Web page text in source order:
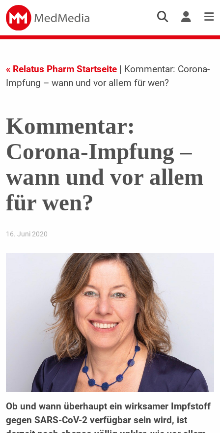
« Relatus Pharm Startseite| Kommentar: Corona-
Impfung – wann und vor allem für wen?
Kommentar:
Corona-Impfung –
wann und vor allem
für wen?
16. Juni 2020
Ob und wann überhaupt ein wirksamer Impfstoff
gegen SARS-CoV-2 verfügbar sein wird, ist